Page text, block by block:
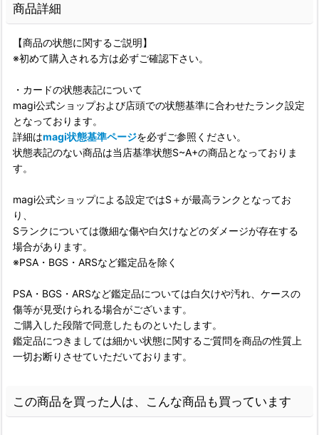
商品詳細
【商品の状態に関するご説明】
※初めて購入される方は必ずご確認下さい。
・カードの状態表記について
magi公式ショップおよび店頭での状態基準に合わせたランク設定
となっております。
詳細はmagi状態基準ページを必ずご参照ください。
状態表記のない商品は当店基準状態S~A+の商品となっておりま
す。
magi公式ショップによる設定ではS＋が最高ランクとなってお
り、
Sランクについては微細な傷や白欠けなどのダメージが存在する
場合があります。
※PSA・BGS・ARSなど鑑定品を除く
PSA・BGS・ARSなど鑑定品については白欠けや汚れ、ケースの
傷等が見受けられる場合がございます。
ご購入した段階で同意したものといたします。
鑑定品につきましては細かい状態に関するご質問を商品の性質上
一切お断りさせていただいております。
この商品を買った人は、こんな商品も買っています